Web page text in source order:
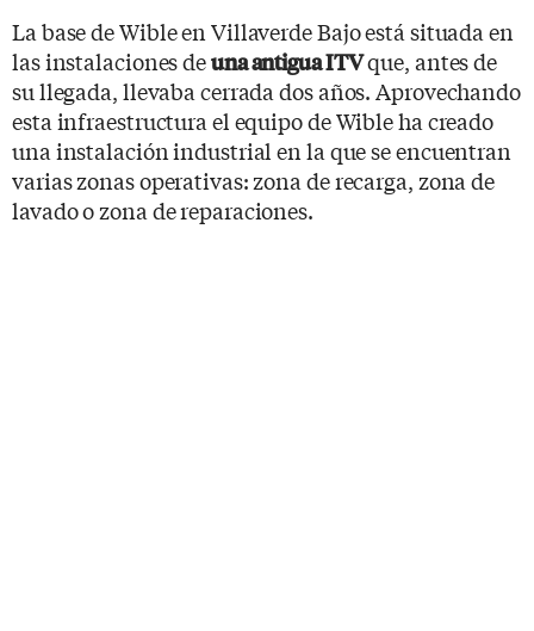
La base de Wible en Villaverde Bajo está situada en
las instalaciones deuna antigua ITVque, antes de
su llegada, llevaba cerrada dos años. Aprovechando
esta infraestructura el equipo de Wible ha creado
una instalación industrial en la que se encuentran
varias zonas operativas: zona de recarga, zona de
lavado o zona de reparaciones.